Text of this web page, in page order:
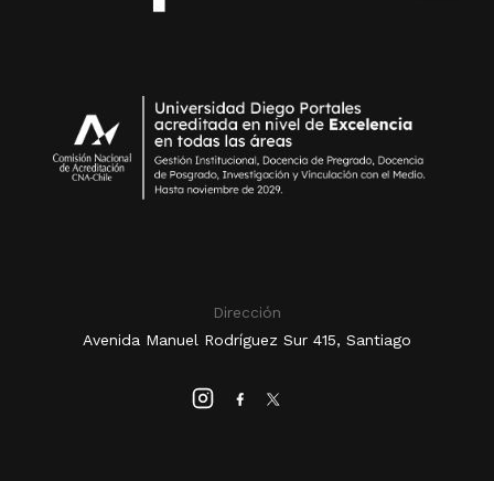
Dirección
Avenida Manuel Rodríguez Sur 415, Santiago